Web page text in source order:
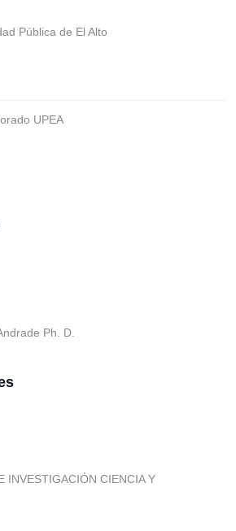
Pública de El Alto
UPEA
Ph. D.
INVESTIGACIÓN CIENCIA Y